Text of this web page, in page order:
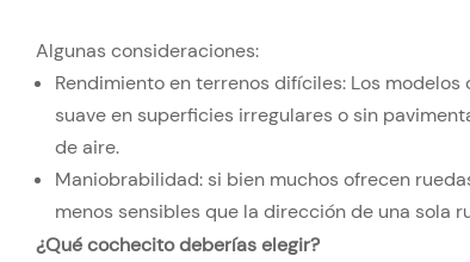
Algunas consideraciones:
Rendimiento en terrenos difíciles: Los
suave en superficies irregulares o sin
de aire.
Maniobrabilidad: si bien muchos ofrecen
menos sensibles que la dirección de una sola
¿Qué cochecito deberías elegir?